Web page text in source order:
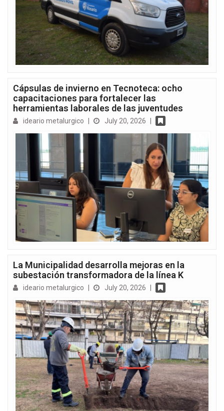
Cápsulas de invierno en Tecnoteca: ocho
capacitaciones para fortalecer las
herramientas laborales de las juventudes
ideario metalurgico July 20, 2026
La Municipalidad desarrolla mejoras en la
subestación transformadora de la línea K
ideario metalurgico July 20, 2026